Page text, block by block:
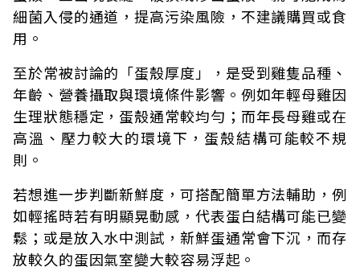
細菌入侵的通道，提高污染風險，不建議購買或食
用。
至於常被討論的「蛋殼厚度」，是受到雞隻品種、
年齡、營養攝取與環境條件影響。例如年輕母雞因
生理狀態穩定，蛋殼通常較均勻；而年長母雞或在
高溫、壓力較大的環境下，蛋殼結構可能較不規
則。
若想進一步判斷新鮮度，可搭配簡單方法輔助，例
如輕搖時若有明顯晃動感，代表蛋白結構可能已變
鬆；或是放入水中測試，新鮮蛋通常會下沉，而存
放較久的蛋因氣室變大較容易浮起。